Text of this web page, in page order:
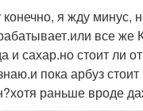
я жду минус,
все же
сахар.но стоит ли
пока арбуз
раньше вроде